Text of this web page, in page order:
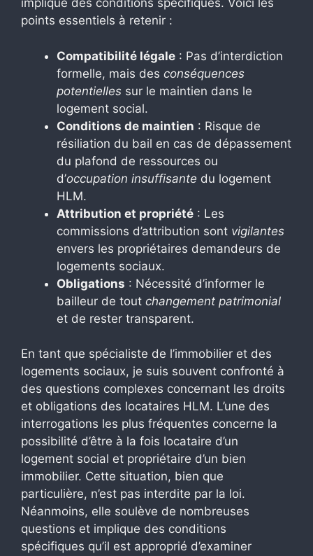
implique des conditions spécifiques. Voici les
points essentiels à retenir :
Compatibilité légale : Pas d’interdiction
formelle, mais des conséquences
potentielles sur le maintien dans le
logement social.
Conditions de maintien : Risque de
résiliation du bail en cas de dépassement
du plafond de ressources ou
d’occupation insuffisante du logement
HLM.
Attribution et propriété : Les
commissions d’attribution sont vigilantes
envers les propriétaires demandeurs de
logements sociaux.
Obligations : Nécessité d’informer le
bailleur de tout changement patrimonial
et de rester transparent.
En tant que spécialiste de l’immobilier et des
logements sociaux, je suis souvent confronté à
des questions complexes concernant les droits
et obligations des locataires HLM. L’une des
interrogations les plus fréquentes concerne la
possibilité d’être à la fois locataire d’un
logement social et propriétaire d’un bien
immobilier. Cette situation, bien que
particulière, n’est pas interdite par la loi.
Néanmoins, elle soulève de nombreuses
questions et implique des conditions
spécifiques qu’il est approprié d’examiner